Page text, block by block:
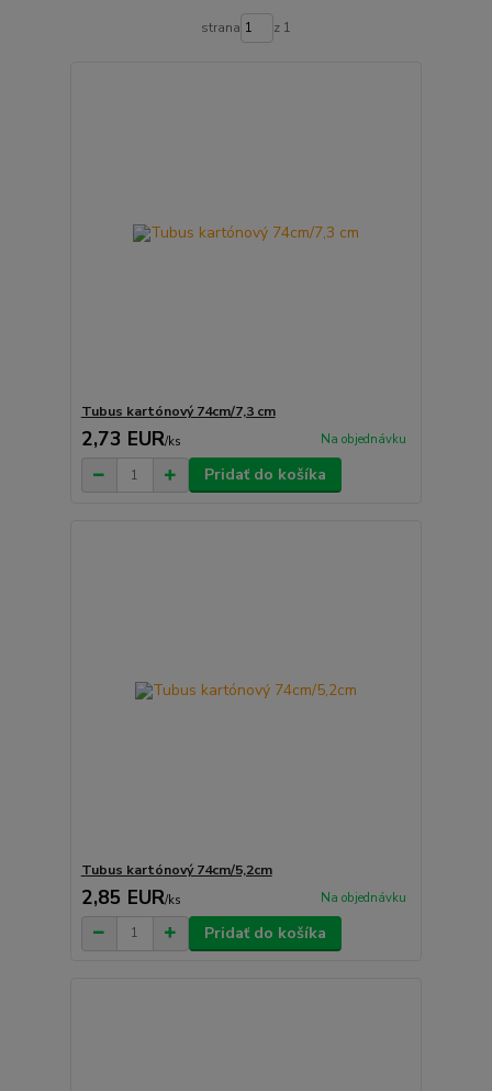
strana z 1
Tubus kartónový 74cm/7,3 cm
2,73 EUR/ks Na objednávku
Pridať do košíka
Tubus kartónový 74cm/5,2cm
2,85 EUR/ks Na objednávku
Pridať do košíka